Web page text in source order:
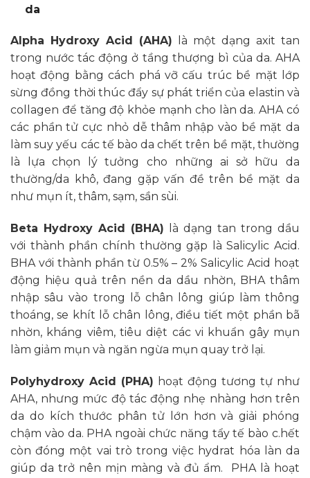
da
Alpha Hydroxy Acid (AHA) là một dạng axit tan
trong nước tác động ở tầng thượng bì của da. AHA
hoạt động bằng cách phá vỡ cấu trúc bề mặt lớp
sừng đồng thời thúc đẩy sự phát triển của elastin và
collagen để tăng độ khỏe mạnh cho làn da. AHA có
các phần tử cực nhỏ dễ thâm nhập vào bề mặt da
làm suy yếu các tế bào da chết trên bề mặt, thường
là lựa chọn lý tưởng cho những ai sở hữu da
thường/da khô, đang gặp vấn đề trên bề mặt da
như mụn ít, thâm, sạm, sần sùi.
Beta Hydroxy Acid (BHA) là dạng tan trong dầu
với thành phần chính thường gặp là Salicylic Acid.
BHA với thành phần từ 0.5% – 2% Salicylic Acid hoạt
động hiệu quả trên nền da dầu nhờn, BHA thâm
nhập sâu vào trong lỗ chân lông giúp làm thông
thoáng, se khít lỗ chân lông, điều tiết một phần bã
nhờn, kháng viêm, tiêu diệt các vi khuẩn gây mụn
làm giảm mụn và ngăn ngừa mụn quay trở lại.
Polyhydroxy Acid (PHA) hoạt động tương tự như
AHA, nhưng mức độ tác động nhẹ nhàng hơn trên
da do kích thước phân tử lớn hơn và giải phóng
chậm vào da. PHA ngoài chức năng tẩy tế bào c.hết
còn đóng một vai trò trong việc hydrat hóa làn da
giúp da trở nên mịn màng và đủ ẩm. PHA là hoạt